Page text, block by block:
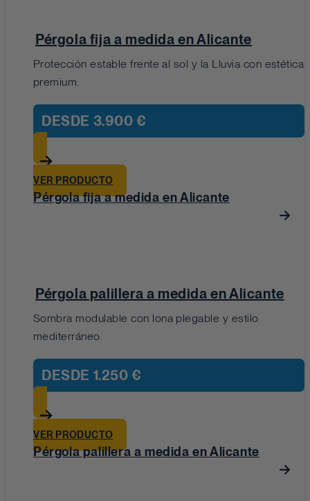
Pérgola fija a medida en Alicante
Protección estable frente al sol y la Lluvia con estética
premium.
DESDE 3.900 €
VER PRODUCTO
Pérgola fija a medida en Alicante
Pérgola palillera a medida en Alicante
Sombra modulable con lona plegable y estilo
mediterráneo.
DESDE 1.250 €
VER PRODUCTO
Pérgola palillera a medida en Alicante